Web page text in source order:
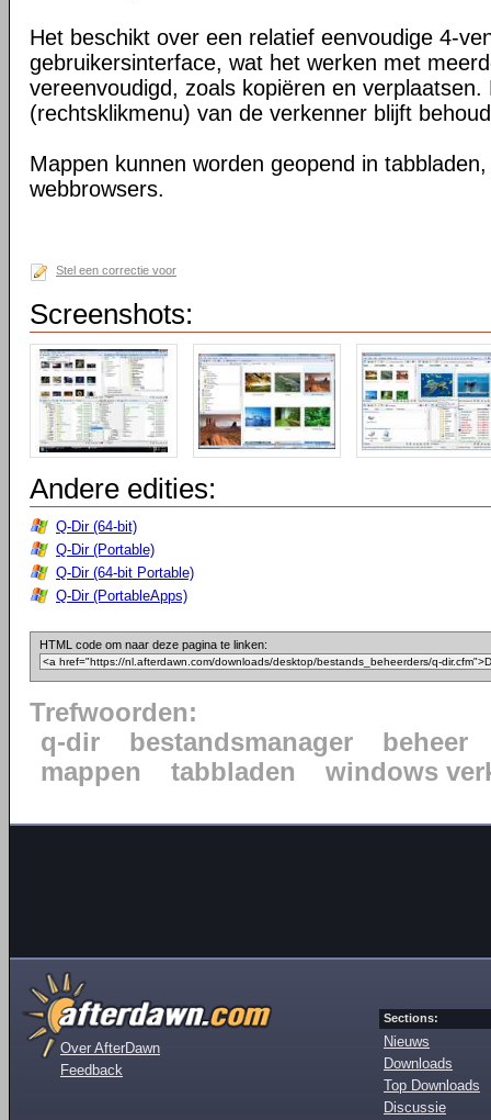
Het beschikt over een relatief eenvoudige 4-
gebruikersinterface, wat het werken met
vereenvoudigd, zoals kopiëren en
(rechtsklikmenu) van de verkenner blijft
Mappen kunnen worden geopend in
webbrowsers.
Stel een correctie voor
Screenshots:
Andere edities:
Q-Dir (64-bit)
Q-Dir (Portable)
Q-Dir (64-bit Portable)
Q-Dir (PortableApps)
HTML code om naar deze pagina te linken:
Trefwoorden:
q-dir
bestandsmanager
beheer
mappen
tabbladen windows
Over AfterDawn
Feedback
Sections:
Nieuws
Downloads
Top Downloads
Discussie